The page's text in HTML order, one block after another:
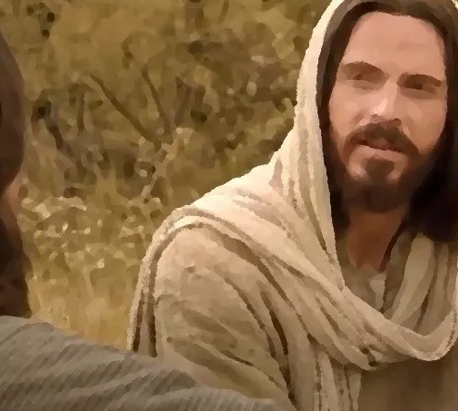
I primi cinque sabati del mese
Novena al Volto Santo
Via Crucis
Richieste di preghiera
Testimonianze